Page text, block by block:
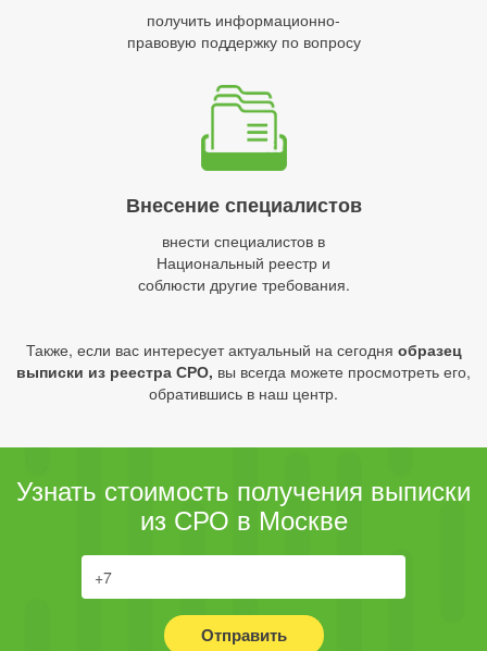
получить информационно-
правовую поддержку по вопросу
Внесение специалистов
внести специалистов в
Национальный реестр и
соблюсти другие требования.
Также, если вас интересует актуальный на сегодня образец
выписки из реестра СРО, вы всегда можете просмотреть его,
обратившись в наш центр.
Узнать стоимость получения выписки
из СРО в Москве
Отправить